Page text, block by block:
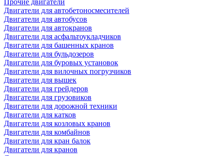
Прочие двигатели
Двигатели для автобетоносмесителей
Двигатели для автобусов
Двигатели для автокранов
Двигатели для асфальтоукладчиков
Двигатели для башенных кранов
Двигатели для бульдозеров
Двигатели для буровых установок
Двигатели для вилочных погрузчиков
Двигатели для вышек
Двигатели для грейдеров
Двигатели для грузовиков
Двигатели для дорожной техники
Двигатели для катков
Двигатели для козловых кранов
Двигатели для комбайнов
Двигатели для кран балок
Двигатели для кранов